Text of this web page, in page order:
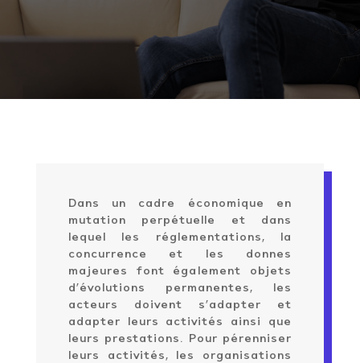
Dans un cadre économique en
mutation perpétuelle et dans
lequel les réglementations, la
concurrence et les donnes
majeures font également objets
d’évolutions permanentes, les
acteurs doivent s’adapter et
adapter leurs activités ainsi que
leurs prestations. Pour pérenniser
leurs activités, les organisations